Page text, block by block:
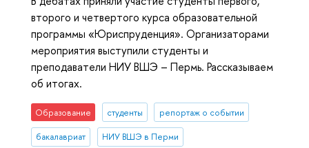
второго и четвертого курса образовательной
программы «Юриспруденция». Организаторами
мероприятия выступили студенты и
преподаватели НИУ ВШЭ – Пермь. Рассказываем
об итогах.
Образование студенты репортаж о событии
бакалавриат НИУ ВШЭ в Перми